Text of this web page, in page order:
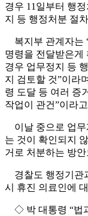
경우 11일부터 행
지 등 행정처분 절
복지부 관계자는
명령을 전달받은게
경우 업무정지 등
지 검토할 것”이라
령 도달 등 여러 증
작업이 관건”이라
이날 중으로 업무
는 것이 확인되지
거로 처분하는 방
경찰도 행정기관
시 휴진 의료인에
◇ 박 대통령 “법